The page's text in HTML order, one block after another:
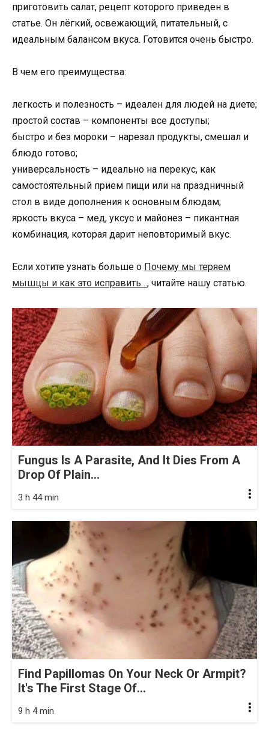
приготовить салат, рецепт которого приведен в
статье. Он лёгкий, освежающий, питательный, с
идеальным балансом вкуса. Готовится очень быстро.
В чем его преимущества:
легкость и полезность – идеален для людей на диете;
простой состав – компоненты все доступы;
быстро и без мороки – нарезал продукты, смешал и
блюдо готово;
универсальность – идеально на перекус, как
самостоятельный прием пищи или на праздничный
стол в виде дополнения к основным блюдам;
яркость вкуса – мед, уксус и майонез – пикантная
комбинация, которая дарит неповторимый вкус.
Если хотите узнать больше о Почему мы теряем
мышцы и как это исправить…, читайте нашу статью.
Fungus Is A Parasite, And It Dies From A
Drop Of Plain...
3 h 44 min
Find Papillomas On Your Neck Or Armpit?
It's The First Stage Of...
9 h 4 min